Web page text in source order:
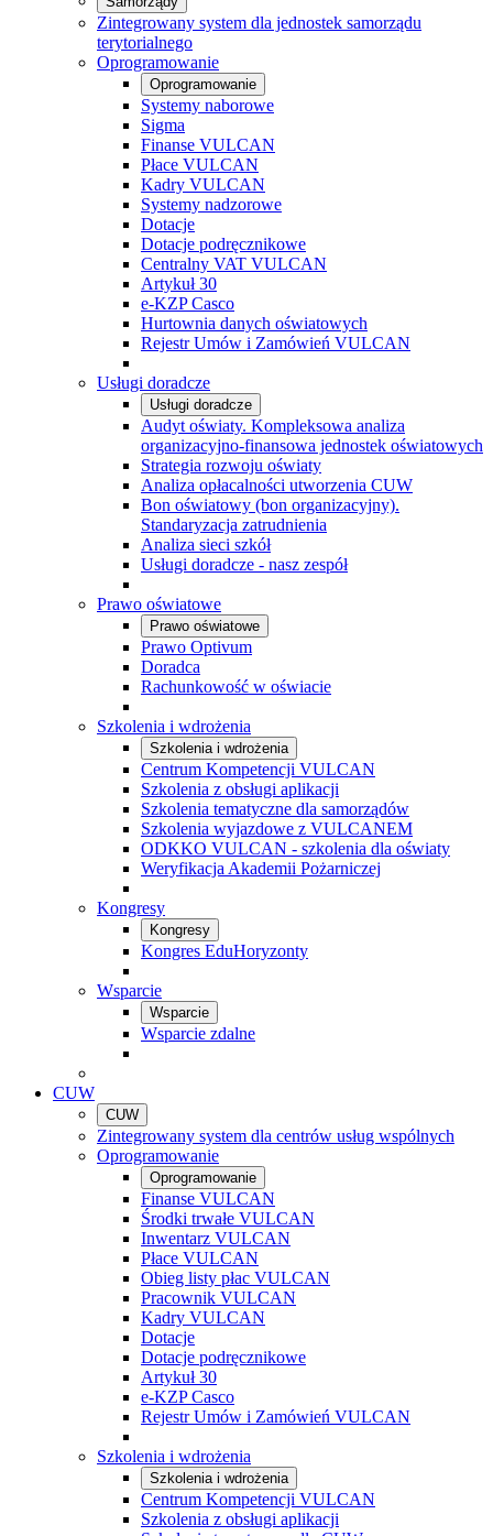
Zintegrowany system dla jednostek samorządu
terytorialnego
Oprogramowanie
Oprogramowanie
Systemy naborowe
Sigma
Finanse VULCAN
Płace VULCAN
Kadry VULCAN
Systemy nadzorowe
Dotacje
Dotacje podręcznikowe
Centralny VAT VULCAN
Artykuł 30
e-KZP Casco
Hurtownia danych oświatowych
Rejestr Umów i Zamówień VULCAN
Usługi doradcze
Usługi doradcze
Audyt oświaty. Kompleksowa analiza
organizacyjno-finansowa jednostek oświatowych
Strategia rozwoju oświaty
Analiza opłacalności utworzenia CUW
Bon oświatowy (bon organizacyjny).
Standaryzacja zatrudnienia
Analiza sieci szkół
Usługi doradcze - nasz zespół
Prawo oświatowe
Prawo oświatowe
Prawo Optivum
Doradca
Rachunkowość w oświacie
Szkolenia i wdrożenia
Szkolenia i wdrożenia
Centrum Kompetencji VULCAN
Szkolenia z obsługi aplikacji
Szkolenia tematyczne dla samorządów
Szkolenia wyjazdowe z VULCANEM
ODKKO VULCAN - szkolenia dla oświaty
Weryfikacja Akademii Pożarniczej
Kongresy
Kongresy
Kongres EduHoryzonty
Wsparcie
Wsparcie
Wsparcie zdalne
CUW
CUW
Zintegrowany system dla centrów usług wspólnych
Oprogramowanie
Oprogramowanie
Finanse VULCAN
Środki trwałe VULCAN
Inwentarz VULCAN
Płace VULCAN
Obieg listy płac VULCAN
Pracownik VULCAN
Kadry VULCAN
Dotacje
Dotacje podręcznikowe
Artykuł 30
e-KZP Casco
Rejestr Umów i Zamówień VULCAN
Szkolenia i wdrożenia
Szkolenia i wdrożenia
Centrum Kompetencji VULCAN
Szkolenia z obsługi aplikacji